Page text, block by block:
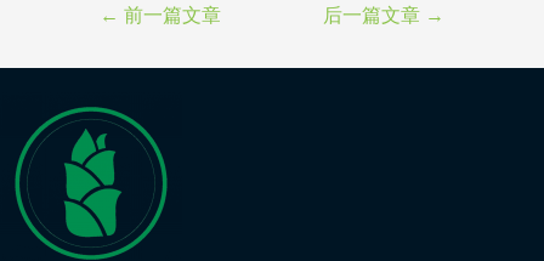
← 前一篇文章 后一篇文章 →